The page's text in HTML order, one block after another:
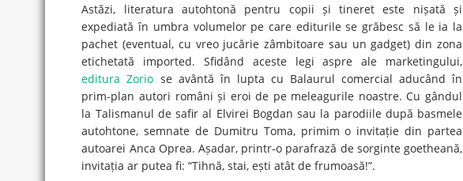
Astăzi, literatura autohtonă pentru copii și tineret este nișată și
expediată în umbra volumelor pe care editurile se grăbesc să le ia la
pachet (eventual, cu vreo jucărie zâmbitoare sau un gadget) din zona
etichetată imported. Sfidând aceste legi aspre ale marketingului,
editura Zorio se avântă în lupta cu Balaurul comercial aducând în
prim-plan autori români și eroi de pe meleagurile noastre. Cu gândul
la Talismanul de safir al Elvirei Bogdan sau la parodiile după basmele
autohtone, semnate de Dumitru Toma, primim o invitație din partea
autoarei Anca Oprea. Așadar, printr-o parafrază de sorginte goetheană,
invitația ar putea fi: “Tihnă, stai, ești atât de frumoasă!”.